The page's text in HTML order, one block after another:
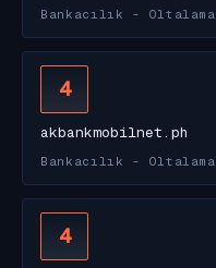
Bankacılık - Oltalama
4
akbankmobilnet.ph
Bankacılık - Oltalama
4